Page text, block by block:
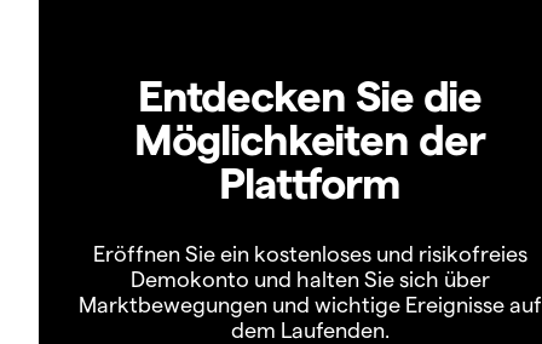
Entdecken Sie die
Möglichkeiten der
Plattform
Eröffnen Sie ein kostenloses und risikofreies
Demokonto und halten Sie sich über
Marktbewegungen und wichtige Ereignisse auf
dem Laufenden.